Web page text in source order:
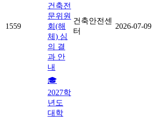
1559
건축전
문위원
회(해
체) 심
의 결
과 안
내
건축안전센
터
2026-07-09
🎓
2027학
년도
대학